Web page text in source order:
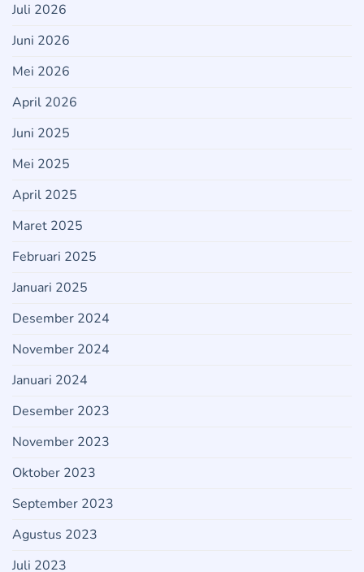
Juli 2026
Juni 2026
Mei 2026
April 2026
Juni 2025
Mei 2025
April 2025
Maret 2025
Februari 2025
Januari 2025
Desember 2024
November 2024
Januari 2024
Desember 2023
November 2023
Oktober 2023
September 2023
Agustus 2023
Juli 2023